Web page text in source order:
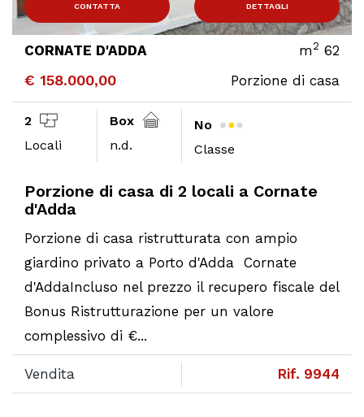
CONTATTA DETTAGLI
CORNATE D'ADDA m2 62
€ 158.000,00 Porzione di casa
2
Locali
Box
n.d.
No
Classe
Porzione di casa di 2 locali a Cornate
d'Adda
Porzione di casa ristrutturata con ampio
giardino privato a Porto d'Adda  Cornate
d'AddaIncluso nel prezzo il recupero fiscale del
Bonus Ristrutturazione per un valore
complessivo di €...
Vendita Rif. 9944